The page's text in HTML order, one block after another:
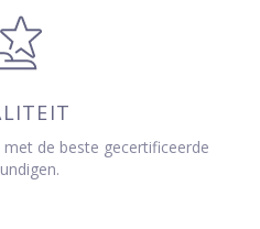
met de beste gecertificeerde